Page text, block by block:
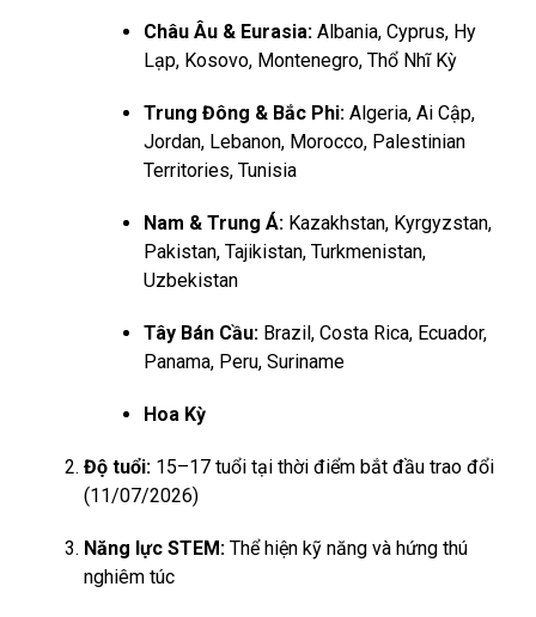
Châu Âu & Eurasia: Albania, Cyprus, Hy
Lạp, Kosovo, Montenegro, Thổ Nhĩ Kỳ
Trung Đông & Bắc Phi: Algeria, Ai Cập,
Jordan, Lebanon, Morocco, Palestinian
Territories, Tunisia
Nam & Trung Á: Kazakhstan, Kyrgyzstan,
Pakistan, Tajikistan, Turkmenistan,
Uzbekistan
Tây Bán Cầu: Brazil, Costa Rica, Ecuador,
Panama, Peru, Suriname
Hoa Kỳ
Độ tuổi: 15–17 tuổi tại thời điểm bắt đầu trao đổi
(11/07/2026)
Năng lực STEM: Thể hiện kỹ năng và hứng thú
nghiêm túc